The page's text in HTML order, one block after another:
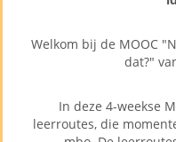
Welkom bij de MOOC
dat?"
In deze 4-weekse
leerroutes, die